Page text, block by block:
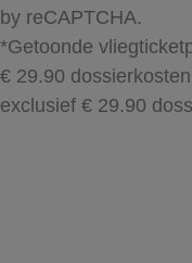
by reCAPTCHA.
*Getoonde
€ 29.90
exclusief € 29.90